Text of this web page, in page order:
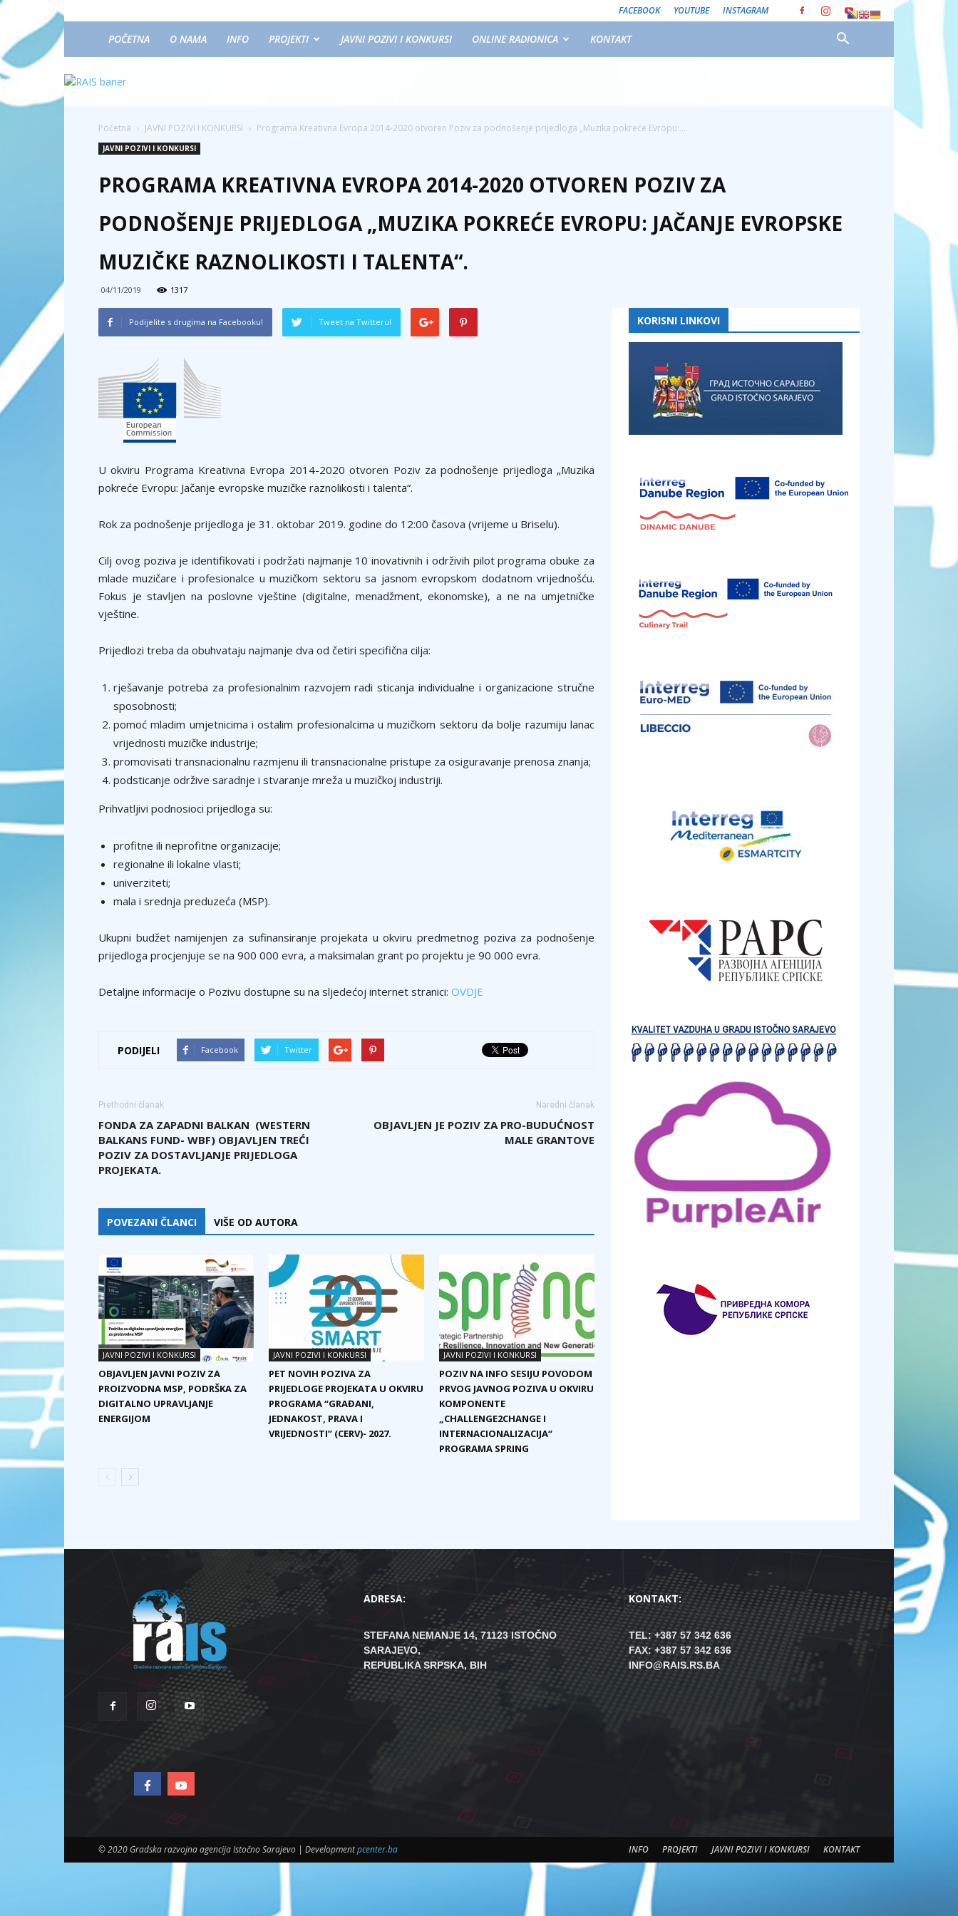
FACEBOOK YOUTUBE INSTAGRAM
POČETNA O NAMA INFO PROJEKTI JAVNI POZIVI I KONKURSI ONLINE RADIONICA KONTAKT
Početna JAVNI POZIVI I KONKURSI Programa Kreativna Evropa 2014-2020 otvoren Poziv za podnošenje prijedloga „Muzika pokreće Evropu:...
JAVNI POZIVI I KONKURSI
PROGRAMA KREATIVNA EVROPA 2014-2020 OTVOREN POZIV ZA
PODNOŠENJE PRIJEDLOGA „MUZIKA POKREĆE EVROPU: JAČANJE EVROPSKE
MUZIČKE RAZNOLIKOSTI I TALENTA“.
04/11/2019 1317
Podijelite s drugima na Facebooku! Tweet na Twitteru!
U okviru Programa Kreativna Evropa 2014-2020 otvoren Poziv za podnošenje prijedloga „Muzika
pokreće Evropu: Jačanje evropske muzičke raznolikosti i talenta“.
Rok za podnošenje prijedloga je 31. oktobar 2019. godine do 12:00 časova (vrijeme u Briselu).
Cilj ovog poziva je identifikovati i podržati najmanje 10 inovativnih i održivih pilot programa obuke za
mlade muzičare i profesionalce u muzičkom sektoru sa jasnom evropskom dodatnom vrijednošću.
Fokus je stavljen na poslovne vještine (digitalne, menadžment, ekonomske), a ne na umjetničke
vještine.
Prijedlozi treba da obuhvataju najmanje dva od četiri specifična cilja:
rješavanje potreba za profesionalnim razvojem radi sticanja individualne i organizacione stručne
sposobnosti;
pomoć mladim umjetnicima i ostalim profesionalcima u muzičkom sektoru da bolje razumiju lanac
vrijednosti muzičke industrije;
promovisati transnacionalnu razmjenu ili transnacionalne pristupe za osiguravanje prenosa znanja;
podsticanje održive saradnje i stvaranje mreža u muzičkoj industriji.
Prihvatljivi podnosioci prijedloga su:
profitne ili neprofitne organizacije;
regionalne ili lokalne vlasti;
univerziteti;
mala i srednja preduzeća (MSP).
Ukupni budžet namijenjen za sufinansiranje projekata u okviru predmetnog poziva za podnošenje
prijedloga procjenjuje se na 900 000 evra, a maksimalan grant po projektu je 90 000 evra.
Detaljne informacije o Pozivu dostupne su na sljedećoj internet stranici: OVDJE
PODIJELI Facebook Twitter
Prethodni članak
FONDA ZA ZAPADNI BALKAN (WESTERN
BALKANS FUND- WBF) OBJAVLJEN TREĆI
POZIV ZA DOSTAVLJANJE PRIJEDLOGA
PROJEKATA.
Naredni članak
OBJAVLJEN JE POZIV ZA PRO-BUDUĆNOST
MALE GRANTOVE
POVEZANI ČLANCI VIŠE OD AUTORA
JAVNI POZIVI I KONKURSI
OBJAVLJEN JAVNI POZIV ZA
PROIZVODNA MSP, PODRŠKA ZA
DIGITALNO UPRAVLJANJE
ENERGIJOM
JAVNI POZIVI I KONKURSI
PET NOVIH POZIVA ZA
PRIJEDLOGE PROJEKATA U OKVIRU
PROGRAMA “GRAĐANI,
JEDNAKOST, PRAVA I
VRIJEDNOSTI” (CERV)- 2027.
JAVNI POZIVI I KONKURSI
POZIV NA INFO SESIJU POVODOM
PRVOG JAVNOG POZIVA U OKVIRU
KOMPONENTE
„CHALLENGE2CHANGE I
INTERNACIONALIZACIJA“
PROGRAMA SPRING
KORISNI LINKOVI
ADRESA:
STEFANA NEMANJE 14, 71123 ISTOČNO
SARAJEVO,
REPUBLIKA SRPSKA, BIH
KONTAKT:
TEL: +387 57 342 636
FAX: +387 57 342 636
INFO@RAIS.RS.BA
INFO PROJEKTI JAVNI POZIVI I KONKURSI KONTAKT
© 2020 Gradska razvojna agencija Istočno Sarajevo | Developmentpcenter.ba